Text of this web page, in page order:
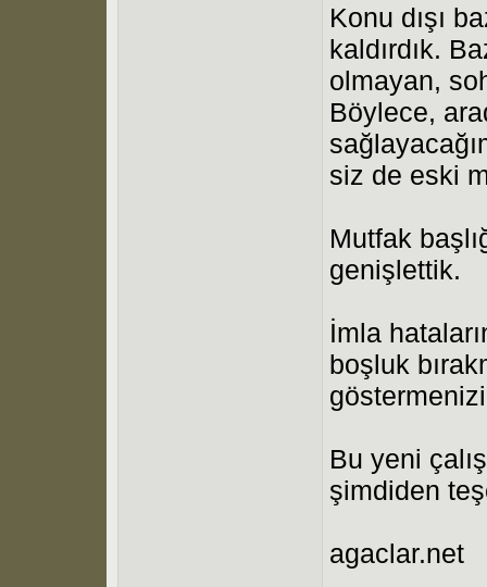
Konu dışı
kaldırdık.
olmayan,
Böylece,
siz de eski
Mutfak
genişlettik.
İmla
boşluk
Bu yeni
şimdiden
agaclar.net